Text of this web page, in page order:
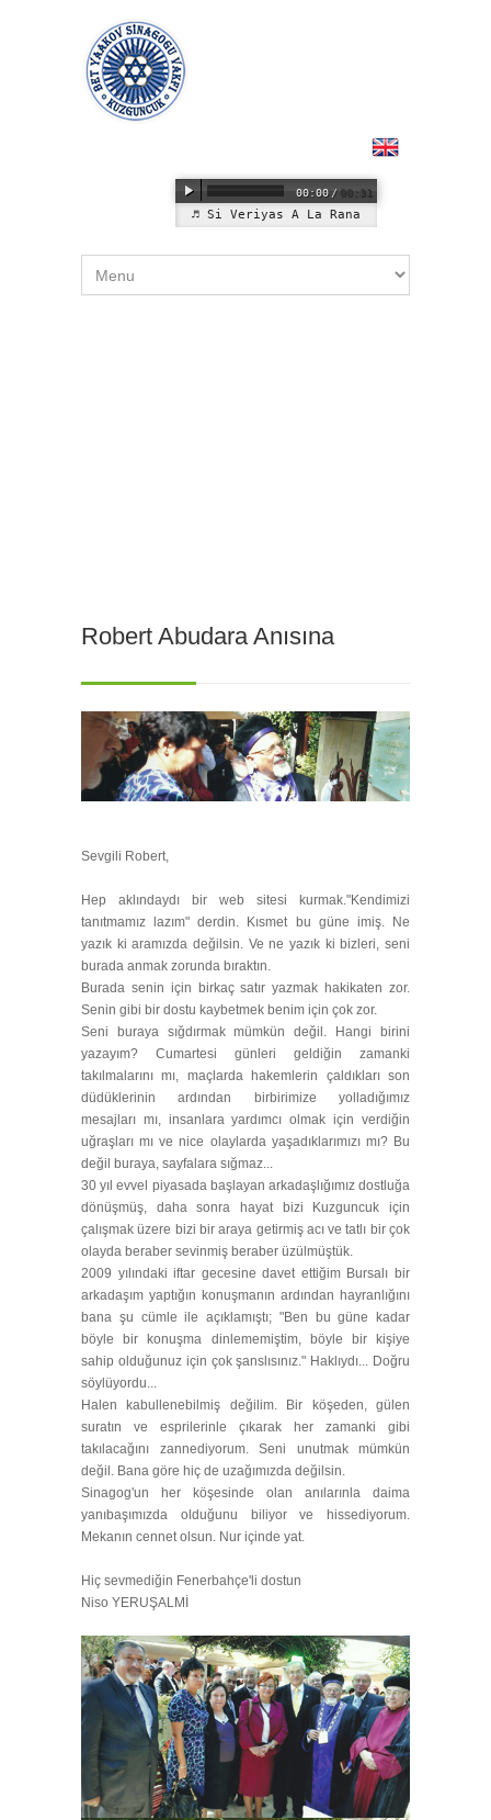
00:00 / 00:31
Si Veriyas A La Rana
Robert Abudara Anısına
Sevgili Robert,
Hep aklındaydı bir web sitesi kurmak."Kendimizi
tanıtmamız lazım" derdin. Kısmet bu güne imiş. Ne
yazık ki aramızda değilsin. Ve ne yazık ki bizleri, seni
burada anmak zorunda bıraktın.
Burada senin için birkaç satır yazmak hakikaten zor.
Senin gibi bir dostu kaybetmek benim için çok zor.
Seni buraya sığdırmak mümkün değil. Hangi birini
yazayım? Cumartesi günleri geldiğin zamanki
takılmalarını mı, maçlarda hakemlerin çaldıkları son
düdüklerinin ardından birbirimize yolladığımız
mesajları mı, insanlara yardımcı olmak için verdiğin
uğraşları mı ve nice olaylarda yaşadıklarımızı mı? Bu
değil buraya, sayfalara sığmaz...
30 yıl evvel piyasada başlayan arkadaşlığımız dostluğa
dönüşmüş, daha sonra hayat bizi Kuzguncuk için
çalışmak üzere bizi bir araya getirmiş acı ve tatlı bir çok
olayda beraber sevinmiş beraber üzülmüştük.
2009 yılındaki iftar gecesine davet ettiğim Bursalı bir
arkadaşım yaptığın konuşmanın ardından hayranlığını
bana şu cümle ile açıklamıştı; "Ben bu güne kadar
böyle bir konuşma dinlememiştim, böyle bir kişiye
sahip olduğunuz için çok şanslısınız." Haklıydı... Doğru
söylüyordu...
Halen kabullenebilmiş değilim. Bir köşeden, gülen
suratın ve esprilerinle çıkarak her zamanki gibi
takılacağını zannediyorum. Seni unutmak mümkün
değil. Bana göre hiç de uzağımızda değilsin.
Sinagog'un her köşesinde olan anılarınla daima
yanıbaşımızda olduğunu biliyor ve hissediyorum.
Mekanın cennet olsun. Nur içinde yat.
Hiç sevmediğin Fenerbahçe'li dostun
Niso YERUŞALMİ